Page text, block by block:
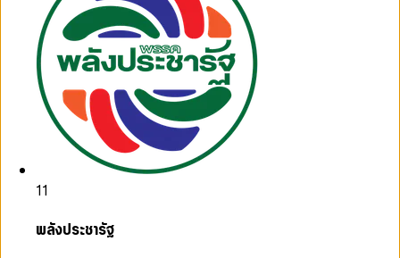
11
พลังประชารัฐ